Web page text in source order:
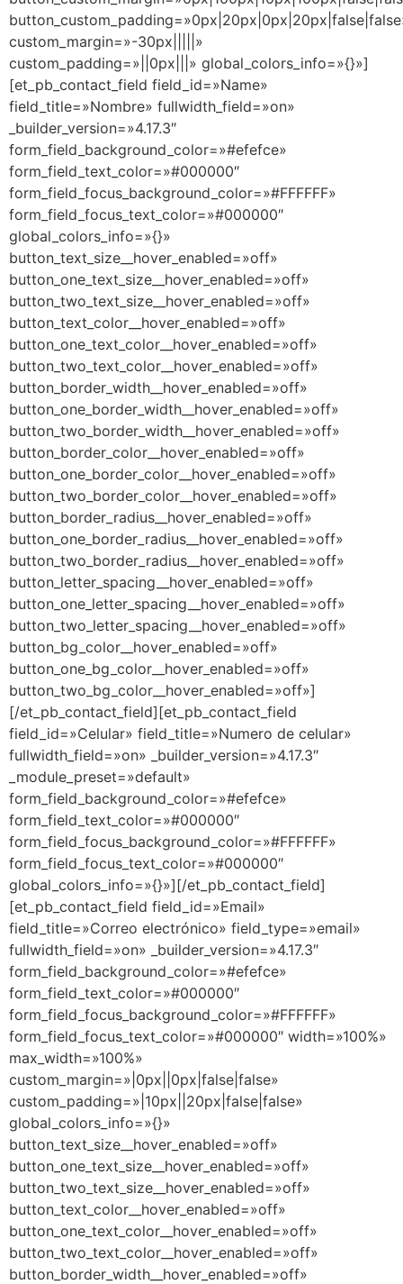
custom_margin=»-30px|||||»
custom_padding=»||0px|||» global_colors_info=»{}»]
[et_pb_contact_field field_id=»Name»
field_title=»Nombre» fullwidth_field=»on»
_builder_version=»4.17.3″
form_field_background_color=»#efefce»
form_field_text_color=»#000000″
form_field_focus_background_color=»#FFFFFF»
form_field_focus_text_color=»#000000″
global_colors_info=»{}»
button_text_size__hover_enabled=»off»
button_one_text_size__hover_enabled=»off»
button_two_text_size__hover_enabled=»off»
button_text_color__hover_enabled=»off»
button_one_text_color__hover_enabled=»off»
button_two_text_color__hover_enabled=»off»
button_border_width__hover_enabled=»off»
button_one_border_width__hover_enabled=»off»
button_two_border_width__hover_enabled=»off»
button_border_color__hover_enabled=»off»
button_one_border_color__hover_enabled=»off»
button_two_border_color__hover_enabled=»off»
button_border_radius__hover_enabled=»off»
button_one_border_radius__hover_enabled=»off»
button_two_border_radius__hover_enabled=»off»
button_letter_spacing__hover_enabled=»off»
button_one_letter_spacing__hover_enabled=»off»
button_two_letter_spacing__hover_enabled=»off»
button_bg_color__hover_enabled=»off»
button_one_bg_color__hover_enabled=»off»
button_two_bg_color__hover_enabled=»off»]
[/et_pb_contact_field][et_pb_contact_field
field_id=»Celular» field_title=»Numero de celular»
fullwidth_field=»on» _builder_version=»4.17.3″
_module_preset=»default»
form_field_background_color=»#efefce»
form_field_text_color=»#000000″
form_field_focus_background_color=»#FFFFFF»
form_field_focus_text_color=»#000000″
global_colors_info=»{}»][/et_pb_contact_field]
[et_pb_contact_field field_id=»Email»
field_title=»Correo electrónico» field_type=»email»
fullwidth_field=»on» _builder_version=»4.17.3″
form_field_background_color=»#efefce»
form_field_text_color=»#000000″
form_field_focus_background_color=»#FFFFFF»
form_field_focus_text_color=»#000000″ width=»100%»
max_width=»100%»
custom_margin=»|0px||0px|false|false»
custom_padding=»|10px||20px|false|false»
global_colors_info=»{}»
button_text_size__hover_enabled=»off»
button_one_text_size__hover_enabled=»off»
button_two_text_size__hover_enabled=»off»
button_text_color__hover_enabled=»off»
button_one_text_color__hover_enabled=»off»
button_two_text_color__hover_enabled=»off»
button_border_width__hover_enabled=»off»